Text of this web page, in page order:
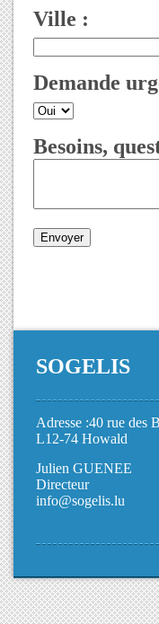
Ville :
Demande
Besoins,
SOGELIS
Adresse :40 rue des
L12-74 Howald
Julien GUENEE
Directeur
info@sogelis.lu